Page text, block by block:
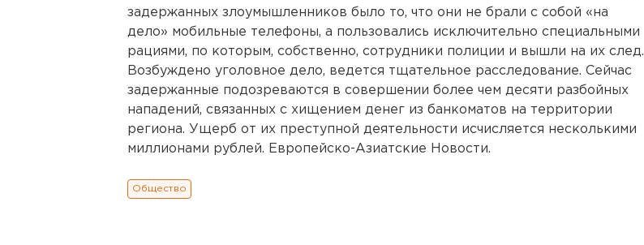
задержанных злоумышленников было то, что они не брали с собой «на
дело» мобильные телефоны, а пользовались исключительно специальными
рациями, по которым, собственно, сотрудники полиции и вышли на их след.
Возбуждено уголовное дело, ведется тщательное расследование. Сейчас
задержанные подозреваются в совершении более чем десяти разбойных
нападений, связанных с хищением денег из банкоматов на территории
региона. Ущерб от их преступной деятельности исчисляется несколькими
миллионами рублей. Европейско-Азиатские Новости.
Общество